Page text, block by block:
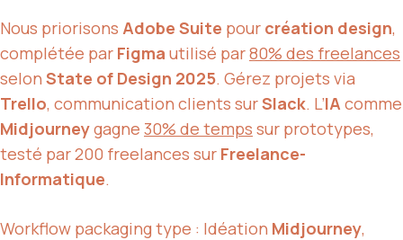
Nous priorisons Adobe Suite pour création design,
complétée par Figma utilisé par80% des freelances
selon State of Design 2025. Gérez projets via
Trello, communication clients surSlack. L’IA comme
Midjourneygagne 30% de temps sur prototypes,
testé par 200 freelances sur Freelance-
Informatique.
Workflow packaging type : Idéation Midjourney,